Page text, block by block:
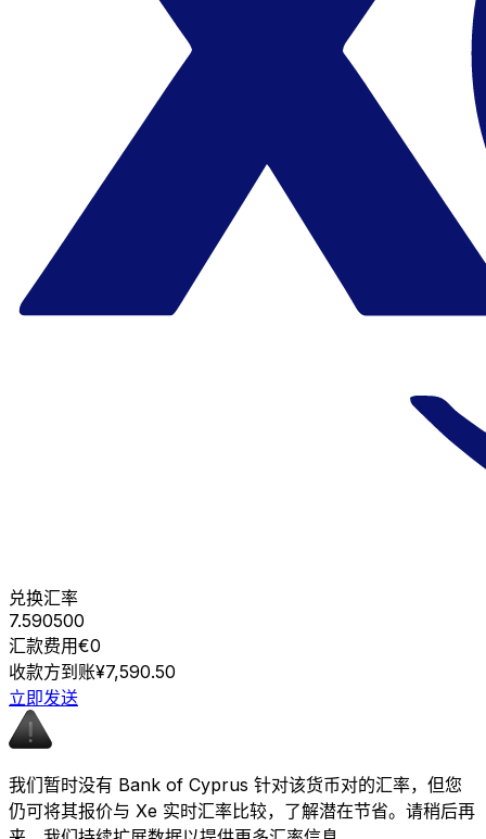
兑换汇率
7.590500
汇款费用€0
收款方到账¥7,590.50
立即发送
我们暂时没有 Bank of Cyprus 针对该货币对的汇率，但您
仍可将其报价与 Xe 实时汇率比较，了解潜在节省。请稍后再